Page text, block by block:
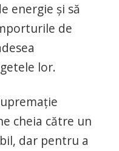
energie și să
de
lor.
cheia către un
dar pentru a